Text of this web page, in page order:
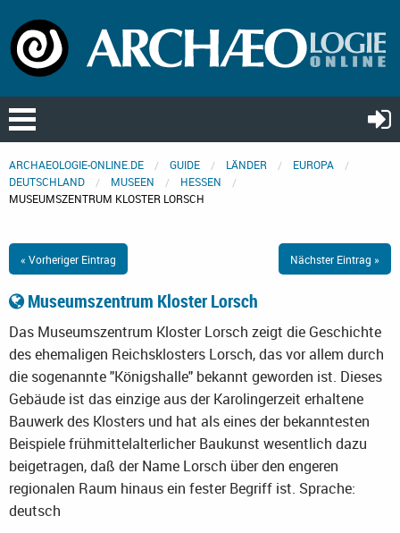
ARCHAEOLOGIE-ONLINE.DE GUIDE LÄNDER
EUROPA
DEUTSCHLAND
MUSEEN
HESSEN
MUSEUMSZENTRUM KLOSTER LORSCH
« Vorheriger Eintrag Nächster Eintrag »
Museumszentrum Kloster Lorsch
Das Museumszentrum Kloster Lorsch zeigt die Geschichte
des ehemaligen Reichsklosters Lorsch, das vor allem durch
die sogenannte "Königshalle" bekannt geworden ist. Dieses
Gebäude ist das einzige aus der Karolingerzeit erhaltene
Bauwerk des Klosters und hat als eines der bekanntesten
Beispiele frühmittelalterlicher Baukunst wesentlich dazu
beigetragen, daß der Name Lorsch über den engeren
regionalen Raum hinaus ein fester Begriff ist. Sprache:
deutsch